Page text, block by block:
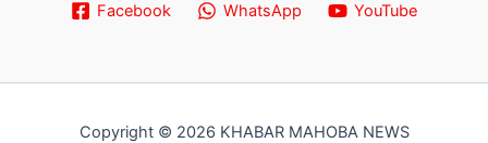
Facebook WhatsApp YouTube
Copyright © 2026 KHABAR MAHOBA NEWS